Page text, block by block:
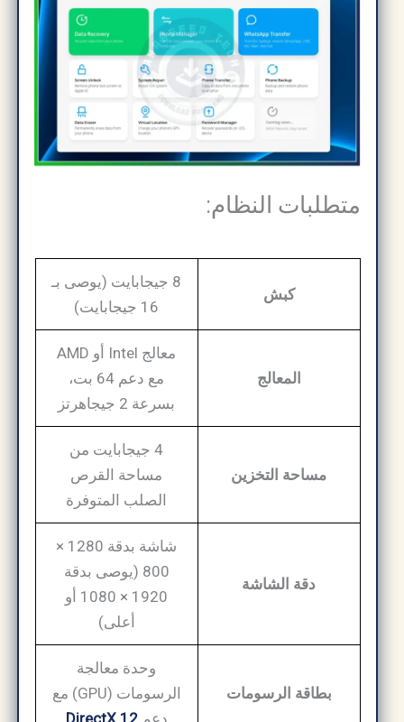
متطلبات النظام:
كبش
8 جيجابايت (يوصى بـ
16 جيجابايت)
المعالج
معالج Intel أو AMD
مع دعم 64 بت،
بسرعة 2 جيجاهرتز
مساحة التخزين
4 جيجابايت من
مساحة القرص
الصلب المتوفرة
دقة الشاشة
شاشة بدقة 1280 ×
800 (يوصى بدقة
1920 × 1080 أو
أعلى)
بطاقة الرسومات
وحدة معالجة
الرسومات (GPU) مع